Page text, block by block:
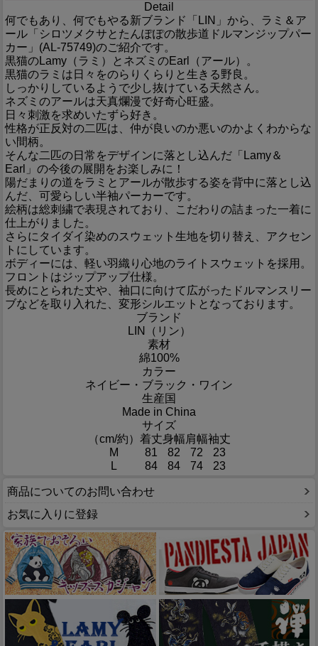
Detail
何でもあり、何でもやる新ブランド「LIN」から、ラミ＆ア
ール「シロツメクサとたんぽぽの散歩道ドルマンジップパー
カー」(AL-75749)のご紹介です。
黒猫のLamy（ラミ）とネズミのEarl（アール）。
黒猫のラミは日々をのらりくらりと生きる野良。
しっかりしているようで少し抜けている天然さん。
ネズミのアールは天真爛漫で好奇心旺盛。
日々刺激を求めいたずら好き。
性格が正反対の二匹は、仲が良いのか悪いのかよくわからな
い間柄。
そんな二匹の日常をデザインに落とし込んだ「Lamy＆
Earl」の今後の展開をお楽しみに！
陽だまりの道をラミとアールが散歩する姿を背中に落とし込
んだ、可愛らしい半袖パーカーです。
絵柄は総刺繍で表現されており、こだわりの詰まった一着に
仕上がりました。
さらにタイダイ染めのスウェット生地を切り替え、アクセン
トにしています。
ボディーには、軽い羽織り心地のライトスウェットを採用。
フロントはジップアップ仕様。
長めにとられた丈や、袖口に向けて広がったドルマンスリー
ブなどを取り入れた、変形シルエットとなっております。
ブランド
LIN（リン）
素材
綿100%
カラー
ネイビー・ブラック・ワイン
生産国
Made in China
サイズ
（cm/約） 着丈身幅肩幅袖丈
M
81 82 72
23
L
84 84 74 23
商品についてのお問い合わせ
お気に入りに登録